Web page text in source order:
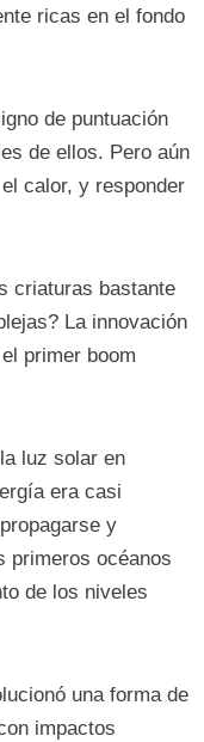
ricas en el fondo
de puntuación
de ellos. Pero aún
calor, y responder
criaturas bastante
La innovación
primer boom
luz solar en
era casi
y
primeros océanos
de los niveles
una forma de
impactos